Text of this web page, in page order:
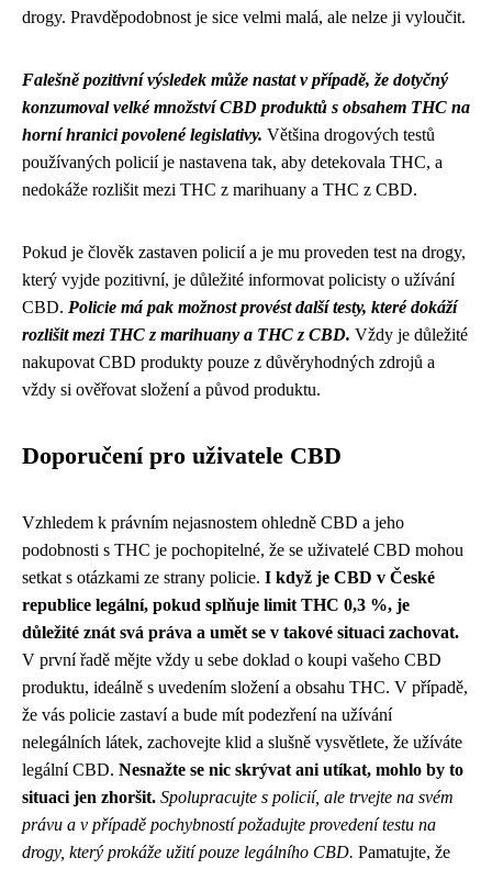
drogy. Pravděpodobnost je sice velmi malá, ale nelze ji vyloučit.
Falešně pozitivní výsledek může nastat v případě, že dotyčný
konzumoval velké množství CBD produktů s obsahem THC na
horní hranici povolené legislativy. Většina drogových testů
používaných policií je nastavena tak, aby detekovala THC, a
nedokáže rozlišit mezi THC z marihuany a THC z CBD.
Pokud je člověk zastaven policií a je mu proveden test na drogy,
který vyjde pozitivní, je důležité informovat policisty o užívání
CBD. Policie má pak možnost provést další testy, které dokáží
rozlišit mezi THC z marihuany a THC z CBD. Vždy je důležité
nakupovat CBD produkty pouze z důvěryhodných zdrojů a
vždy si ověřovat složení a původ produktu.
Doporučení pro uživatele CBD
Vzhledem k právním nejasnostem ohledně CBD a jeho
podobnosti s THC je pochopitelné, že se uživatelé CBD mohou
setkat s otázkami ze strany policie. I když je CBD v České
republice legální, pokud splňuje limit THC 0,3 %, je
důležité znát svá práva a umět se v takové situaci zachovat.
V první řadě mějte vždy u sebe doklad o koupi vašeho CBD
produktu, ideálně s uvedením složení a obsahu THC. V případě,
že vás policie zastaví a bude mít podezření na užívání
nelegálních látek, zachovejte klid a slušně vysvětlete, že užíváte
legální CBD. Nesnažte se nic skrývat ani utíkat, mohlo by to
situaci jen zhoršit. Spolupracujte s policií, ale trvejte na svém
právu a v případě pochybností požadujte provedení testu na
drogy, který prokáže užití pouze legálního CBD. Pamatujte, že